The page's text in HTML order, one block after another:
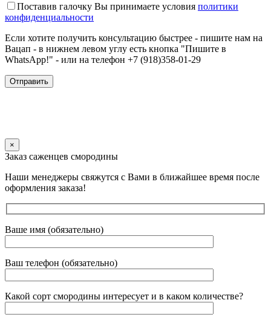
Поставив галочку Вы принимаете условия политики
конфиденциальности
Если хотите получить консультацию быстрее - пишите нам на
Вацап - в нижнем левом углу есть кнопка "Пишите в
WhatsApp!" - или на телефон +7 (918)358-01-29
×
Заказ саженцев смородины
Наши менеджеры свяжутся с Вами в ближайшее время после
оформления заказа!
Ваше имя (обязательно)
Ваш телефон (обязательно)
Какой сорт смородины интересует и в каком количестве?